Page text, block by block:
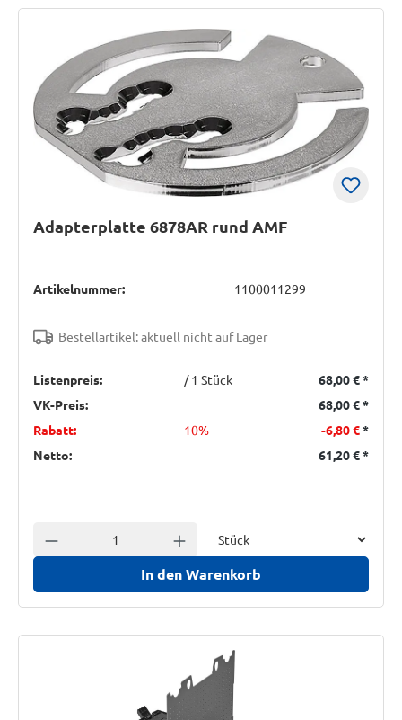
Adapterplatte 6878AR rund AMF
Artikelnummer: 1100011299
Bestellartikel: aktuell nicht auf Lager
Listenpreis: / 1 Stück 68,00 €*
VK-Preis:
68,00 €*
Rabatt:
10% -6,80 €*
Netto:
61,20 €*
Anzahl verringern Anzahl erhöhen
In den Warenkorb